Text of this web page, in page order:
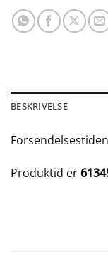
BESKRIVELSE
Produktid er